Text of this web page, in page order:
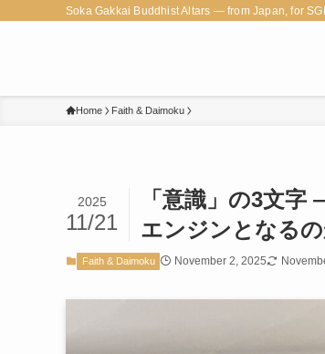
Soka Gakkai Buddhist Altars — from Japan, for
Home Faith & Daimoku
「意識」の3文
エンジンとなるの
2025
11/21
Faith & Daimoku November 2, 2025